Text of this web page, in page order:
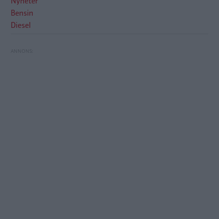
Bensin
Diesel